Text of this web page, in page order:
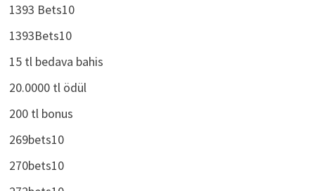
1393 Bets10
1393Bets10
15 tl bedava bahis
20.0000 tl ödül
200 tl bonus
269bets10
270bets10